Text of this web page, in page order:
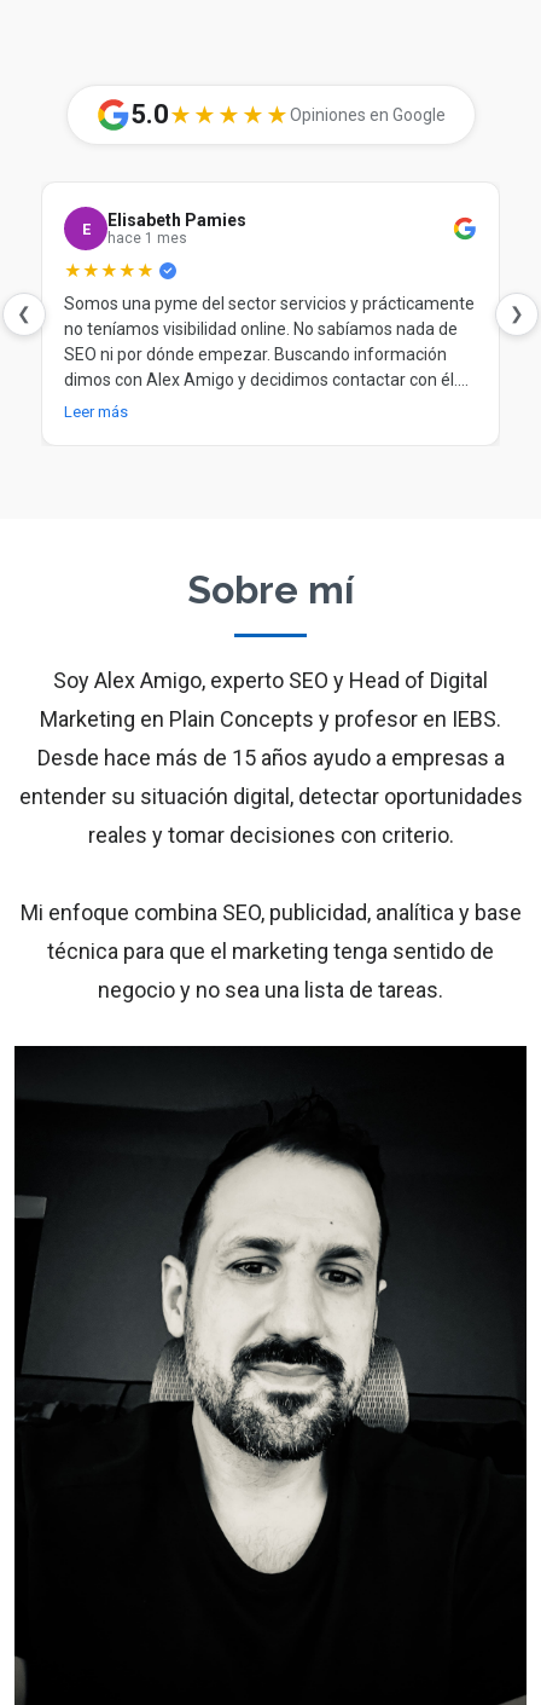
5.0★★★★★Opiniones en Google
❮ ❯
E Elisabeth Pamies
hace 1 mes
★★★★★
Somos una pyme del sector servicios y prácticamente
no teníamos visibilidad online. No sabíamos nada de
SEO ni por dónde empezar. Buscando información
dimos con Alex Amigo y decidimos contactar con él.
Desde el principio nos ayudó a entender nuestra
Leer más
Sobre mí
Soy Alex Amigo, experto SEO y Head of Digital
Marketing en Plain Concepts y profesor en IEBS.
Desde hace más de 15 años ayudo a empresas a
entender su situación digital, detectar oportunidades
reales y tomar decisiones con criterio.
Mi enfoque combina SEO, publicidad, analítica y base
técnica para que el marketing tenga sentido de
negocio y no sea una lista de tareas.